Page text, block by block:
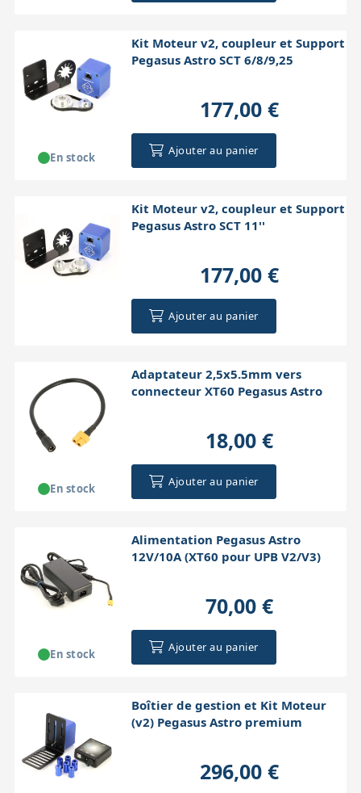
Kit Moteur v2, coupleur et Support
Pegasus Astro SCT 6/8/9,25
177,00 €
Ajouter au panier
En stock
Kit Moteur v2, coupleur et Support
Pegasus Astro SCT 11''
177,00 €
Ajouter au panier
Adaptateur 2,5x5.5mm vers
connecteur XT60 Pegasus Astro
18,00 €
Ajouter au panier
En stock
Alimentation Pegasus Astro
12V/10A (XT60 pour UPB V2/V3)
70,00 €
Ajouter au panier
En stock
Boîtier de gestion et Kit Moteur
(v2) Pegasus Astro premium
296,00 €